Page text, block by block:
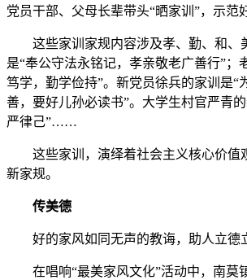
党员干部、父母长辈带头“晒家训”，示范
这些家训家规内容涉及孝、勤、和、美
是“奉公守法永铭记，孝亲敬老广善行”
笃学，勤学俭持”。新党员徐兵的家训是“
善，要好儿孙必读书”。大学生村官严青
严律己”……
这些家训，演绎着社会主义核心价值观
新家规。
传美德
好的家风如同无声的教诲，助人立德
在唱响“最美家风文化”活动中，南莫镇